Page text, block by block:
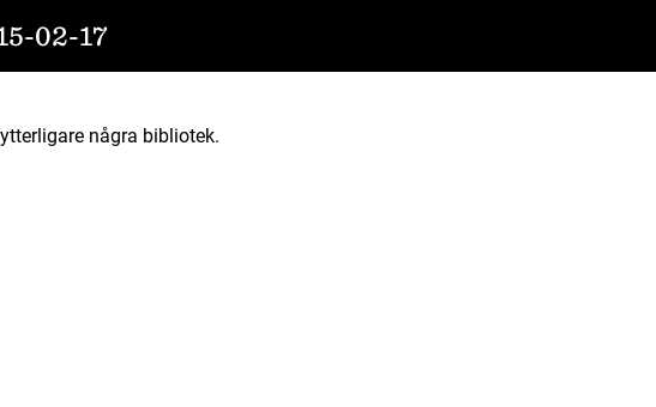
02-17
några bibliotek.